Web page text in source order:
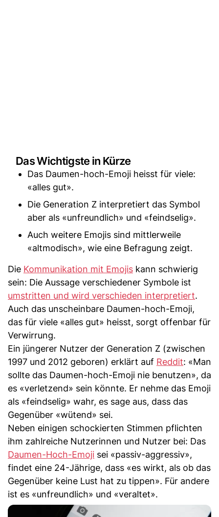
Das Wichtigste in Kürze
Das Daumen-hoch-Emoji heisst für viele:
«alles gut».
Die Generation Z interpretiert das Symbol
aber als «unfreundlich» und «feindselig».
Auch weitere Emojis sind mittlerweile
«altmodisch», wie eine Befragung zeigt.
Die Kommunikation mit Emojis kann schwierig
sein: Die Aussage verschiedener Symbole ist
umstritten und wird verschieden interpretiert.
Auch das unscheinbare Daumen-hoch-Emoji,
das für viele «alles gut» heisst, sorgt offenbar für
Verwirrung.
Ein jüngerer Nutzer der Generation Z (zwischen
1997 und 2012 geboren) erklärt auf Reddit: «Man
sollte das Daumen-hoch-Emoji nie benutzen», da
es «verletzend» sein könnte. Er nehme das Emoji
als «feindselig» wahr, es sage aus, dass das
Gegenüber «wütend» sei.
Neben einigen schockierten Stimmen pflichten
ihm zahlreiche Nutzerinnen und Nutzer bei: Das
Daumen-Hoch-Emoji sei «passiv-aggressiv»,
findet eine 24-Jährige, dass «es wirkt, als ob das
Gegenüber keine Lust hat zu tippen». Für andere
ist es «unfreundlich» und «veraltet».